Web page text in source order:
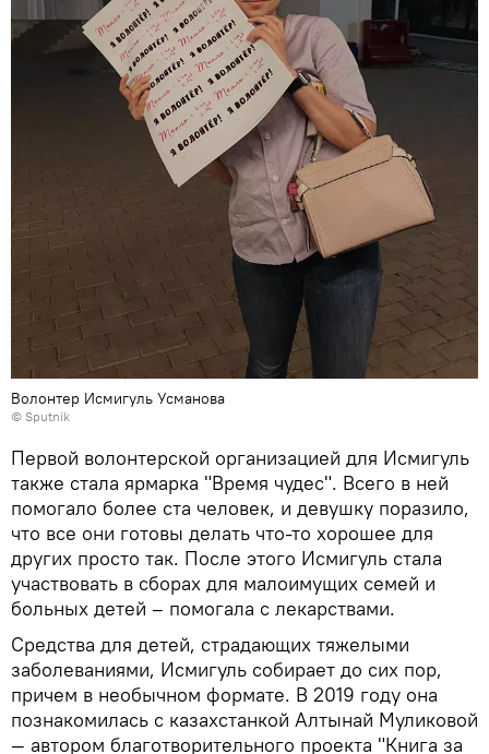
Волонтер Исмигуль Усманова
© Sputnik
Первой волонтерской организацией для Исмигуль
также стала ярмарка "Время чудес". Всего в ней
помогало более ста человек, и девушку поразило,
что все они готовы делать что-то хорошее для
других просто так. После этого Исмигуль стала
участвовать в сборах для малоимущих семей и
больных детей – помогала с лекарствами.
Средства для детей, страдающих тяжелыми
заболеваниями, Исмигуль собирает до сих пор,
причем в необычном формате. В 2019 году она
познакомилась с казахстанкой Алтынай Муликовой
— автором благотворительного проекта "Книга за